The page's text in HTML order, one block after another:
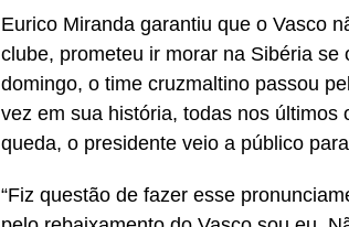
Eurico Miranda garantiu que o Vasco
clube, prometeu ir morar na Sibéria
domingo, o time cruzmaltino passou
vez em sua história, todas nos
queda, o presidente veio a público
“Fiz questão de fazer esse